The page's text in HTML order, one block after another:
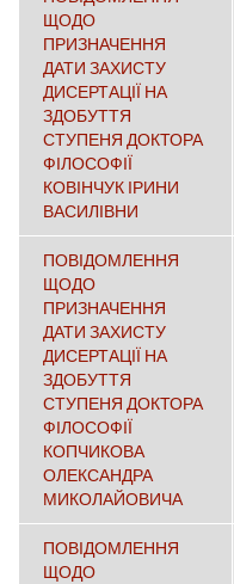
ЩОДО
ПРИЗНАЧЕННЯ
ДАТИ ЗАХИСТУ
ДИСЕРТАЦІЇ НА
ЗДОБУТТЯ
СТУПЕНЯ ДОКТОРА
ФІЛОСОФІЇ
КОВІНЧУК ІРИНИ
ВАСИЛІВНИ
ПОВІДОМЛЕННЯ
ЩОДО
ПРИЗНАЧЕННЯ
ДАТИ ЗАХИСТУ
ДИСЕРТАЦІЇ НА
ЗДОБУТТЯ
СТУПЕНЯ ДОКТОРА
ФІЛОСОФІЇ
КОПЧИКОВА
ОЛЕКСАНДРА
МИКОЛАЙОВИЧА
ПОВІДОМЛЕННЯ
ЩОДО